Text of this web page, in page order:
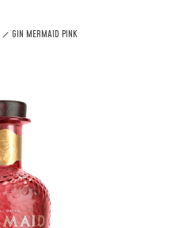
GIN MERMAID PINK